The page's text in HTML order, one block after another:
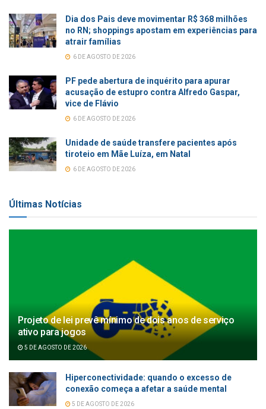
Dia dos Pais deve movimentar R$ 368 milhões
no RN; shoppings apostam em experiências para
atrair famílias
6 DE AGOSTO DE 2026
PF pede abertura de inquérito para apurar
acusação de estupro contra Alfredo Gaspar,
vice de Flávio
6 DE AGOSTO DE 2026
Unidade de saúde transfere pacientes após
tiroteio em Mãe Luíza, em Natal
6 DE AGOSTO DE 2026
Últimas Notícias
Projeto de lei prevê mínimo de dois anos de serviço
ativo para jogos
5 DE AGOSTO DE 2026
Hiperconectividade: quando o excesso de
conexão começa a afetar a saúde mental
5 DE AGOSTO DE 2026